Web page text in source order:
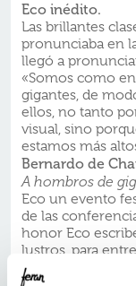
Eco inédito.
Las brillantes
pronunciaba en
llegó a
«Somos como
gigantes, de
ellos, no tanto
visual, sino
estamos más
Bernardo de
A hombros de
Eco un evento
de las
honor Eco
lustros, para
espectadores de